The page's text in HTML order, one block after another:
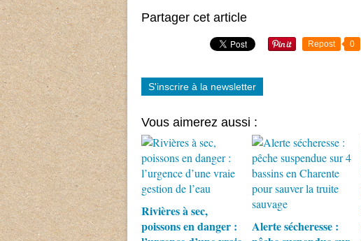
Partager cet article
Repost 0
S'inscrire à la newsletter
Vous aimerez aussi :
Rivières à sec,
poissons en danger :
Alerte sécheresse :